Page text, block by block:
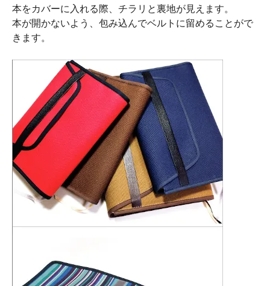
本をカバーに入れる際、チラリと裏地が見えます。
本が開かないよう、包み込んでベルトに留めることがで
きます。